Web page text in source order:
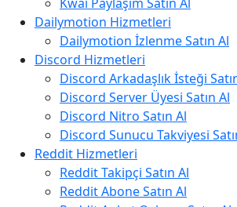
Dailymotion Hizmetleri
Dailymotion İzlenme Satın Al
Discord Hizmetleri
Discord Arkadaşlık İsteği
Discord Server Üyesi Satın Al
Discord Nitro Satın Al
Discord Sunucu Takviyesi
Reddit Hizmetleri
Reddit Takipçi Satın Al
Reddit Abone Satın Al